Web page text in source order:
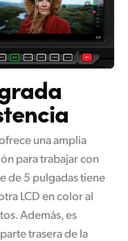
una amplia
para trabajar con
de 5 pulgadas tiene
LCD en color al
Además, es
trasera de la